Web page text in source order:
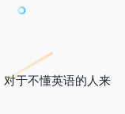
于不懂英语的人来